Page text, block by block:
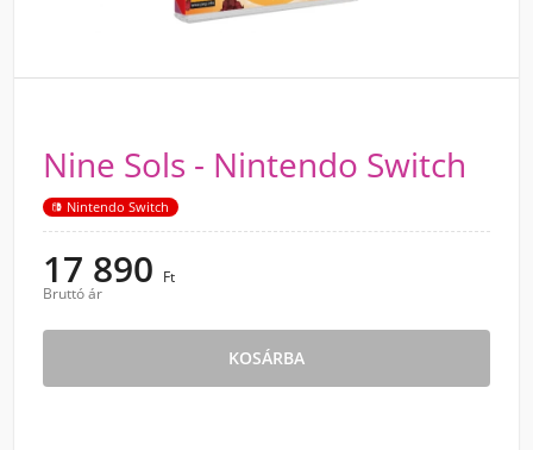
Nine Sols - Nintendo Switch
Nintendo Switch
17 890 Ft
Bruttó ár
KOSÁRBA